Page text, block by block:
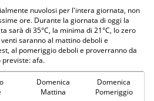
nuvolosi per l'intera giornata, non
ore. Durante la giornata di oggi la
sarà di 35°C, la minima di 21°C, lo zero
saranno al mattino deboli e
al pomeriggio deboli e proverranno da
afa.
Domenica
Mattina
Domenica
Pomeriggio